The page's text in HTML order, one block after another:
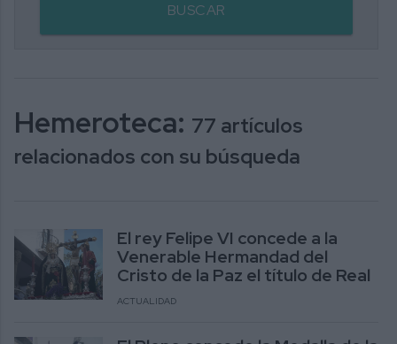
BUSCAR
Hemeroteca: 77 artículos
relacionados con su búsqueda
El rey Felipe VI concede a la
Venerable Hermandad del
Cristo de la Paz el título de Real
ACTUALIDAD